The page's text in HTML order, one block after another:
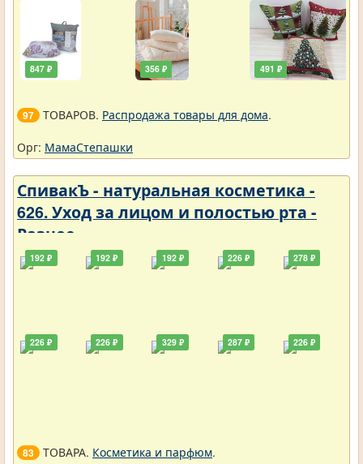
847 ₽ 356 ₽ 491 ₽
97 ТОВАРОВ. Распродажа товары для дома.
Орг: МамаСтепашки
СпивакЪ - натуральная косметика -
626. Уход за лицом и полостью рта -
Разное
192 ₽
226 ₽
192 ₽
226 ₽
192 ₽
329 ₽
226 ₽
287 ₽
278 ₽
226 ₽
83 ТОВАРА. Косметика и парфюм.